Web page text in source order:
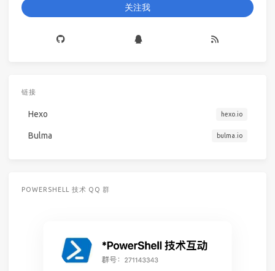
关注我
链接
Hexo hexo.io
Bulma bulma.io
POWERSHELL 技术 QQ 群